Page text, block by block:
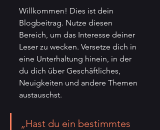
Willkommen! Dies ist dein
Blogbeitrag. Nutze diesen
Bereich, um das Interesse deiner
Leser zu wecken. Versetze dich in
eine Unterhaltung hinein, in der
du dich über Geschäftliches,
Neuigkeiten und andere Themen
austauschst.
„Hast du ein bestimmtes